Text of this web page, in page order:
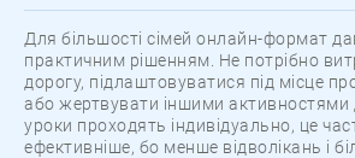
Для більшості сімей онлайн-формат
практичним рішенням. Не потрібно
дорогу, підлаштовуватися під місце
або жертвувати іншими
уроки проходять індивідуально, це
ефективніше, бо менше відволікань і